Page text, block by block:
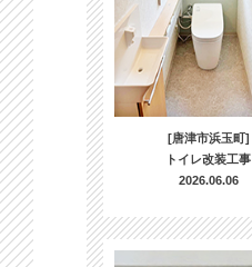
[唐津市浜玉町]
トイレ改装工事
2026.06.06